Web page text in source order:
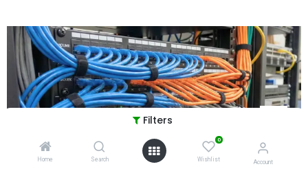
Filters
Home Search
0
Wishlist Account